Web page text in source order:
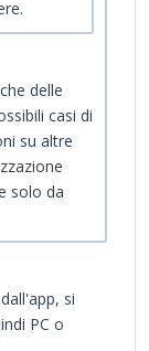
delle
casi di
su altre
solo da
si
PC o